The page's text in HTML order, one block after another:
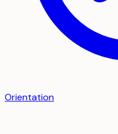
Orientation